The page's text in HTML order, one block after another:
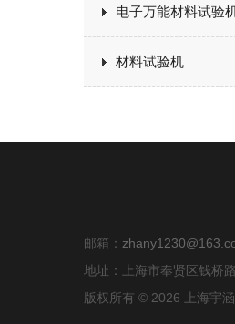
电子万能材料试验
材料试验机
邮箱：
地址：上海市奉贤区钱桥
版权所有 © 2026 上海宇